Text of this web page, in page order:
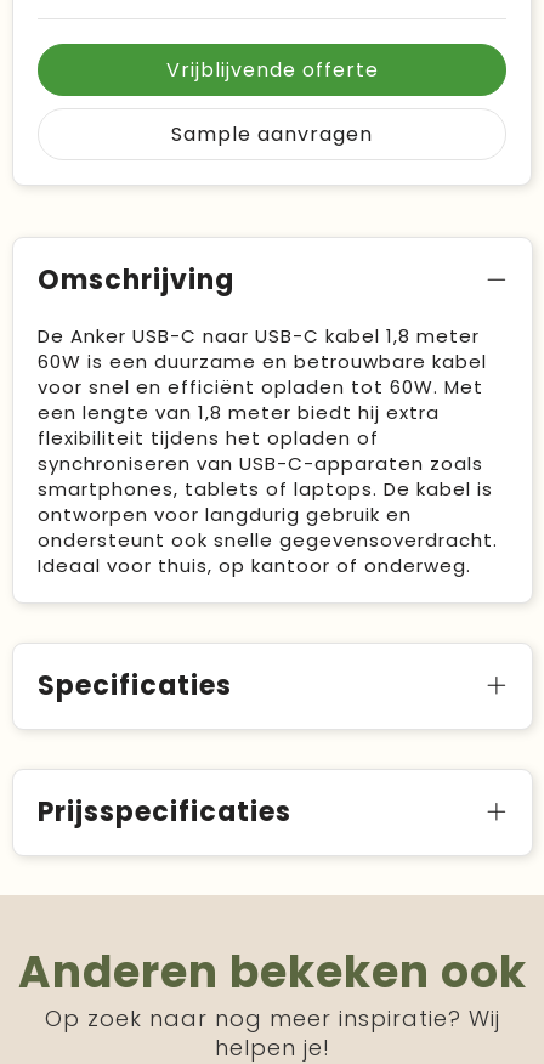
Vrijblijvende offerte
Sample aanvragen
Omschrijving
De Anker USB-C naar USB-C kabel 1,8 meter
60W is een duurzame en betrouwbare kabel
voor snel en efficiënt opladen tot 60W. Met
een lengte van 1,8 meter biedt hij extra
flexibiliteit tijdens het opladen of
synchroniseren van USB-C-apparaten zoals
smartphones, tablets of laptops. De kabel is
ontworpen voor langdurig gebruik en
ondersteunt ook snelle gegevensoverdracht.
Ideaal voor thuis, op kantoor of onderweg.
Specificaties
Prijsspecificaties
Anderen bekeken ook
Op zoek naar nog meer inspiratie? Wij
helpen je!